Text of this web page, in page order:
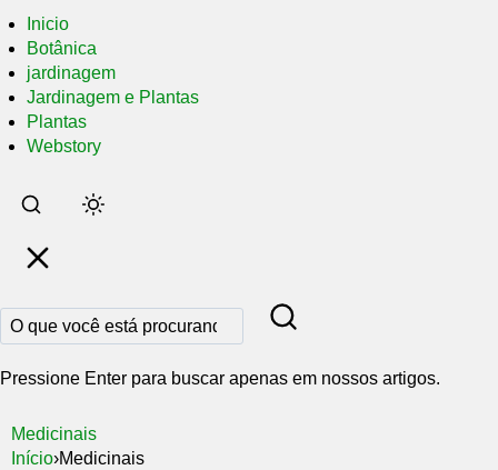
Inicio
Botânica
jardinagem
Jardinagem e Plantas
Plantas
Webstory
Pular
para
conteúdo
principal
Pressione Enter para buscar apenas em nossos artigos.
Medicinais
Início›Medicinais